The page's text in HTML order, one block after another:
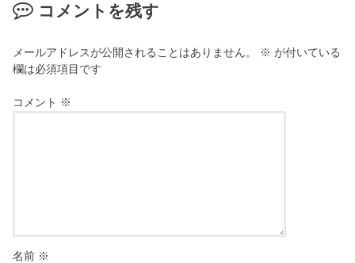
コメントを残す
メールアドレスが公開されることはありません。 ※ が付いている
欄は必須項目です
コメント ※
名前 ※